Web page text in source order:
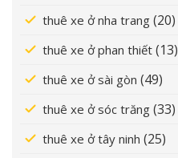
thuê xe ở nha trang (20)
thuê xe ở phan thiết (13)
thuê xe ở sài gòn (49)
thuê xe ở sóc trăng (33)
thuê xe ở tây ninh (25)